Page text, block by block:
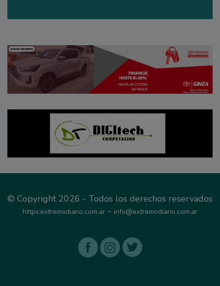
© Copyright 2026 - Todos los derechos reservados
https:extremodiario.com.ar - info@extremodiario.com.ar